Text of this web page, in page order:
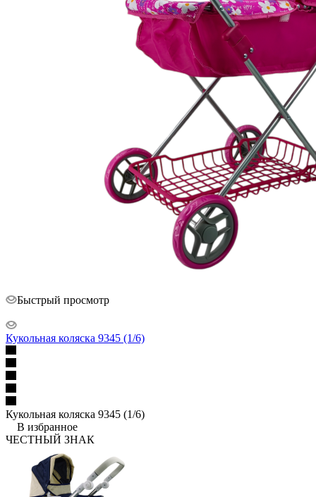
Быстрый просмотр
Кукольная коляска 9345 (1/6)
Кукольная коляска 9345 (1/6)
В избранное
ЧЕСТНЫЙ ЗНАК